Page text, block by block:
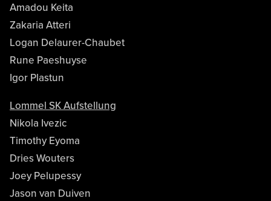
Amadou Keita
Zakaria Atteri
Logan Delaurer-Chaubet
Rune Paeshuyse
Igor Plastun
Lommel SK Aufstellung
Nikola Ivezic
Timothy Eyoma
Dries Wouters
Joey Pelupessy
Jason van Duiven